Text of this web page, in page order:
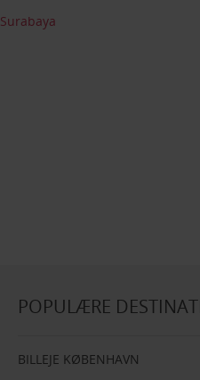
Surabaya
POPULÆRE
BILLEJE KØBENHAVN